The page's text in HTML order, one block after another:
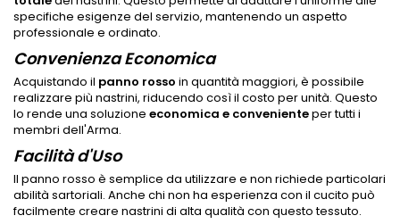
specifiche esigenze del servizio, mantenendo un aspetto
professionale e ordinato.
Convenienza Economica
Acquistando il panno rosso in quantità maggiori, è possibile
realizzare più nastrini, riducendo così il costo per unità. Questo
lo rende una soluzione economica e convenienteper tutti i
membri dell'Arma.
Facilità d'Uso
Il panno rosso è semplice da utilizzare e non richiede particolari
abilità sartoriali. Anche chi non ha esperienza con il cucito può
facilmente creare nastrini di alta qualità con questo tessuto.